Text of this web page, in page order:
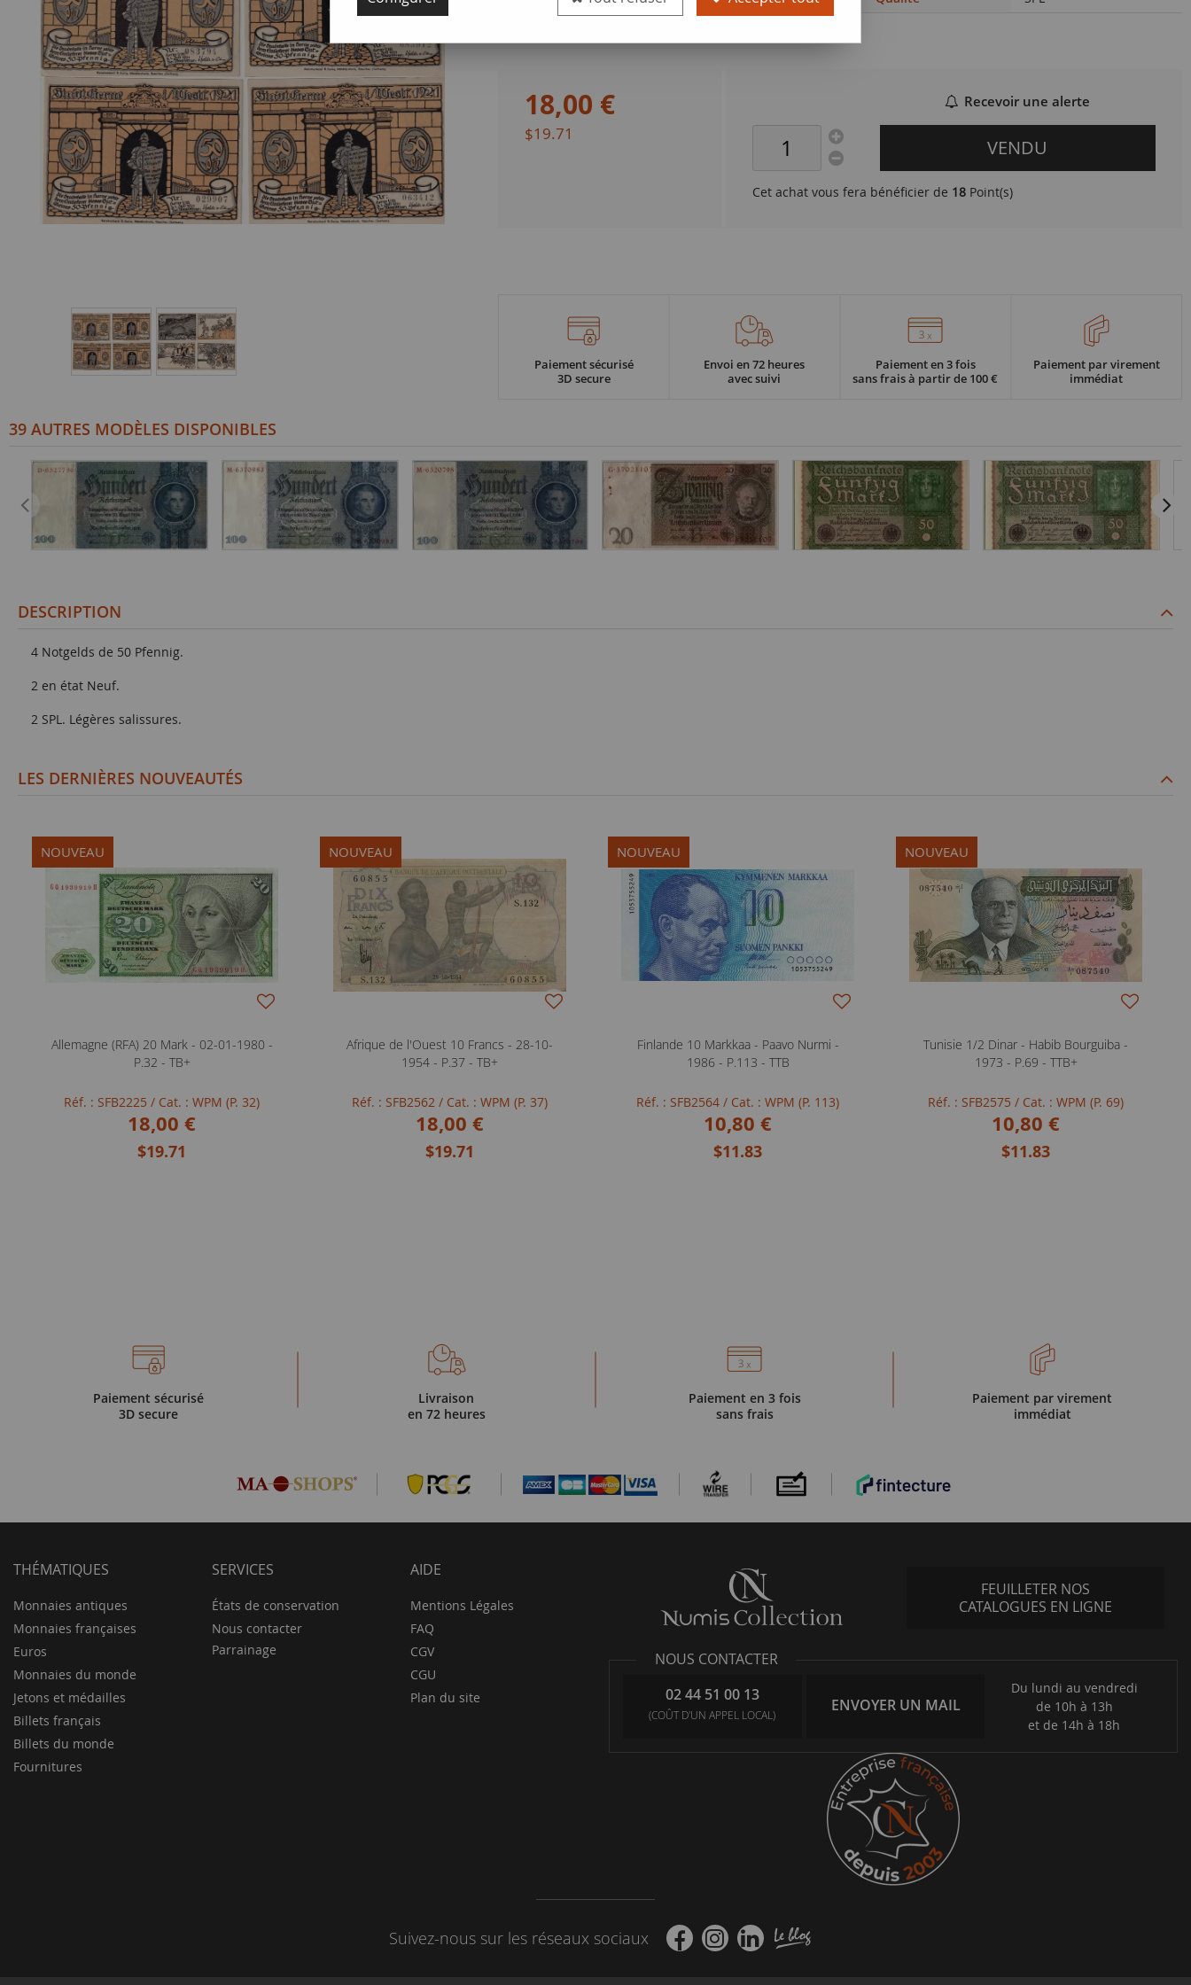
18,00 €
$19.71
Recevoir une alerte
VENDU
Cet achat vous fera bénéficier de 18 Point(s)
Paiement sécurisé
3D secure
Envoi en 72 heures
avec suivi
Paiement en 3 fois
sans frais à partir de 100 €
Paiement par virement
immédiat
39 AUTRES MODÈLES DISPONIBLES
DESCRIPTION
4 Notgelds de 50 Pfennig.
2 en état Neuf.
2 SPL. Légères salissures.
LES DERNIÈRES NOUVEAUTÉS
NOUVEAU
Allemagne (RFA) 20 Mark - 02-01-1980 -
P.32 - TB+
Réf. : SFB2225 / Cat. : WPM (P. 32)
18,00 €
$19.71
NOUVEAU
Afrique de l'Ouest 10 Francs - 28-10-
1954 - P.37 - TB+
Réf. : SFB2562 / Cat. : WPM (P. 37)
18,00 €
$19.71
NOUVEAU
Finlande 10 Markkaa - Paavo Nurmi -
1986 - P.113 - TTB
Réf. : SFB2564 / Cat. : WPM (P. 113)
10,80 €
$11.83
NOUVEAU
Tunisie 1/2 Dinar - Habib Bourguiba -
1973 - P.69 - TTB+
Réf. : SFB2575 / Cat. : WPM (P. 69)
10,80 €
$11.83
Paiement sécurisé
3D secure
Livraison
en 72 heures
Paiement en 3 fois
sans frais
Paiement par virement
immédiat
THÉMATIQUES
Monnaies antiques
Monnaies françaises
Euros
Monnaies du monde
Jetons et médailles
Billets français
Billets du monde
Fournitures
SERVICES
États de conservation
Nous contacter
Parrainage
AIDE
Mentions Légales
FAQ
CGV
CGU
Plan du site
FEUILLETER NOS
CATALOGUES EN LIGNE
NOUS CONTACTER
02 44 51 00 13
(COÛT D'UN APPEL LOCAL)
ENVOYER UN MAIL
Du lundi au vendredi
de 10h à 13h
et de 14h à 18h
Suivez-nous sur les réseaux sociaux